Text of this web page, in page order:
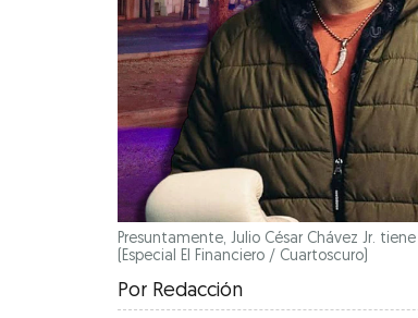
Presuntamente, Julio César Chávez Jr.
(Especial El Financiero / Cuartoscuro)
Por Redacción